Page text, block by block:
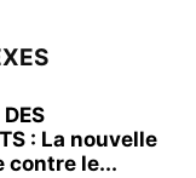
: La nouvelle
contre le...